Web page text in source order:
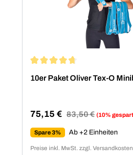
10er Paket Oliver Tex-O
Verkaufspreis:
75,15 € Regulärer Preis:
83,50 € (10%
Spare 3% Ab +2 Einheiten
Preise inkl. MwSt. zzgl. Versandkosten